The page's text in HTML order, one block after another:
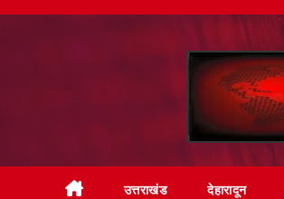
Skip
उत्तराखंड देहारादून